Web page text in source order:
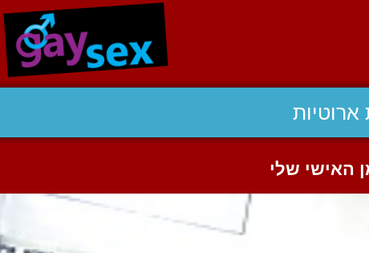
ארוטיות
האישי שלי